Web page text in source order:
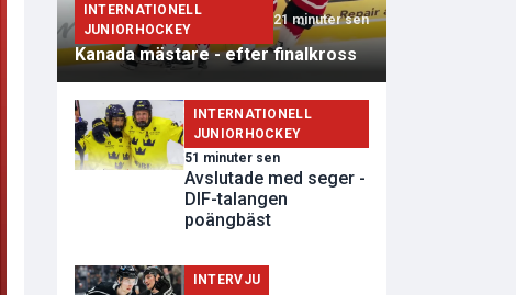
INTERNATIONELL
JUNIORHOCKEY
21 minuter sen
Kanada mästare - efter finalkross
INTERNATIONELL
JUNIORHOCKEY
51 minuter sen
Avslutade med seger -
DIF-talangen
poängbäst
INTERVJU